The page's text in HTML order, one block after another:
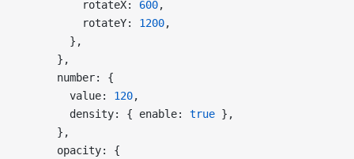
          rotateX:
600,
          rotateY:
1200,
        },
      },
      number: {
        value:
120,
        density: { enable:
true },
      },
      opacity: {